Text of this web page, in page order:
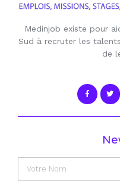
Medinjob existe pour
Sud à recruter les
de